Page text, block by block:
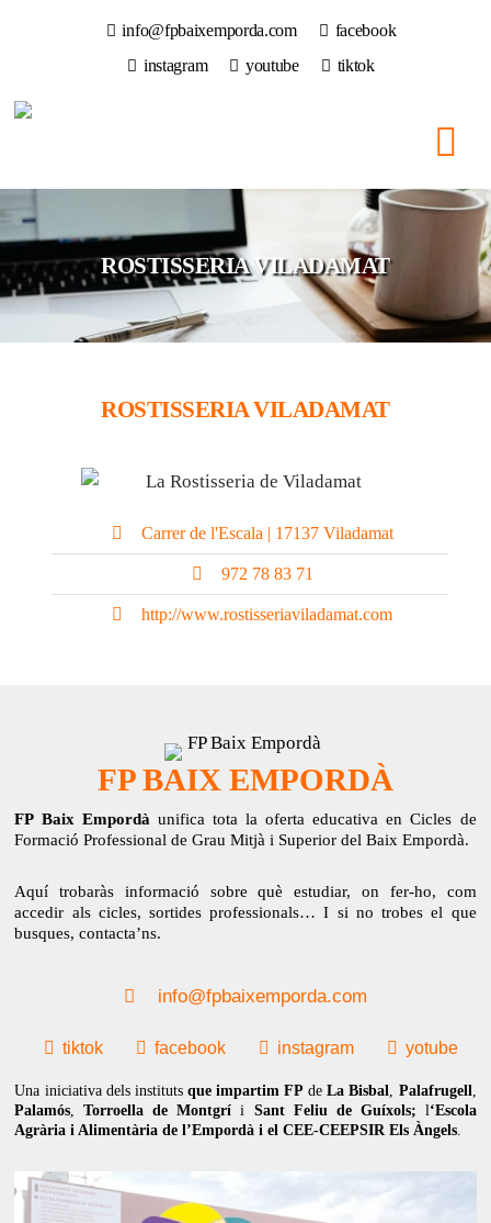
info@fpbaixemporda.com
facebook
instagram
youtube tiktok
ROSTISSERIA VILADAMAT
ROSTISSERIA VILADAMAT
Carrer de l'Escala | 17137 Viladamat
972 78 83 71
http://www.rostisseriaviladamat.com
FP BAIX EMPORDÀ
FP Baix Empordà unifica tota la oferta educativa en Cicles de
Formació Professional de Grau Mitjà i Superior del Baix Empordà.
Aquí trobaràs informació sobre què estudiar, on fer-ho, com
accedir als cicles, sortides professionals… I si no trobes el que
busques, contacta’ns.
info@fpbaixemporda.com
tiktok facebook instagram yotube
Una iniciativa dels instituts que impartim FP deLa Bisbal, Palafrugell,
Palamós,Torroella de Montgrí i Sant Feliu de Guíxols; l‘Escola
Agrària i Alimentària de l’Empordà i el CEE-CEEPSIR Els Àngels.